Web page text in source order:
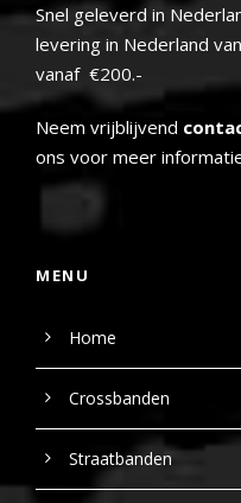
Snel geleverd in
levering in Nederland
vanaf €200.-
Neem vrijblijvend
ons voor meer
MENU
Home
Crossbanden
Straatbanden